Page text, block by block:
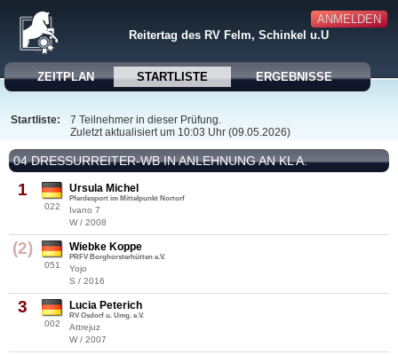
ANMELDEN
Reitertag des RV Felm, Schinkel u.U
ZEITPLAN STARTLISTE ERGEBNISSE
Startliste:
7 Teilnehmer in dieser Prüfung.
Zuletzt aktualisiert um 10:03 Uhr (09.05.2026)
04 DRESSURREITER-WB IN ANLEHNUNG AN KL A.
1
022
Ursula Michel
Pferdesport im Mittelpunkt Nortorf
Ivano 7
W / 2008
(2)
051
Wiebke Koppe
PRFV Borghorsterhütten e.V.
Yojo
S / 2016
3
002
Lucia Peterich
RV Osdorf u. Umg. e.V.
Attrejuz
W / 2007